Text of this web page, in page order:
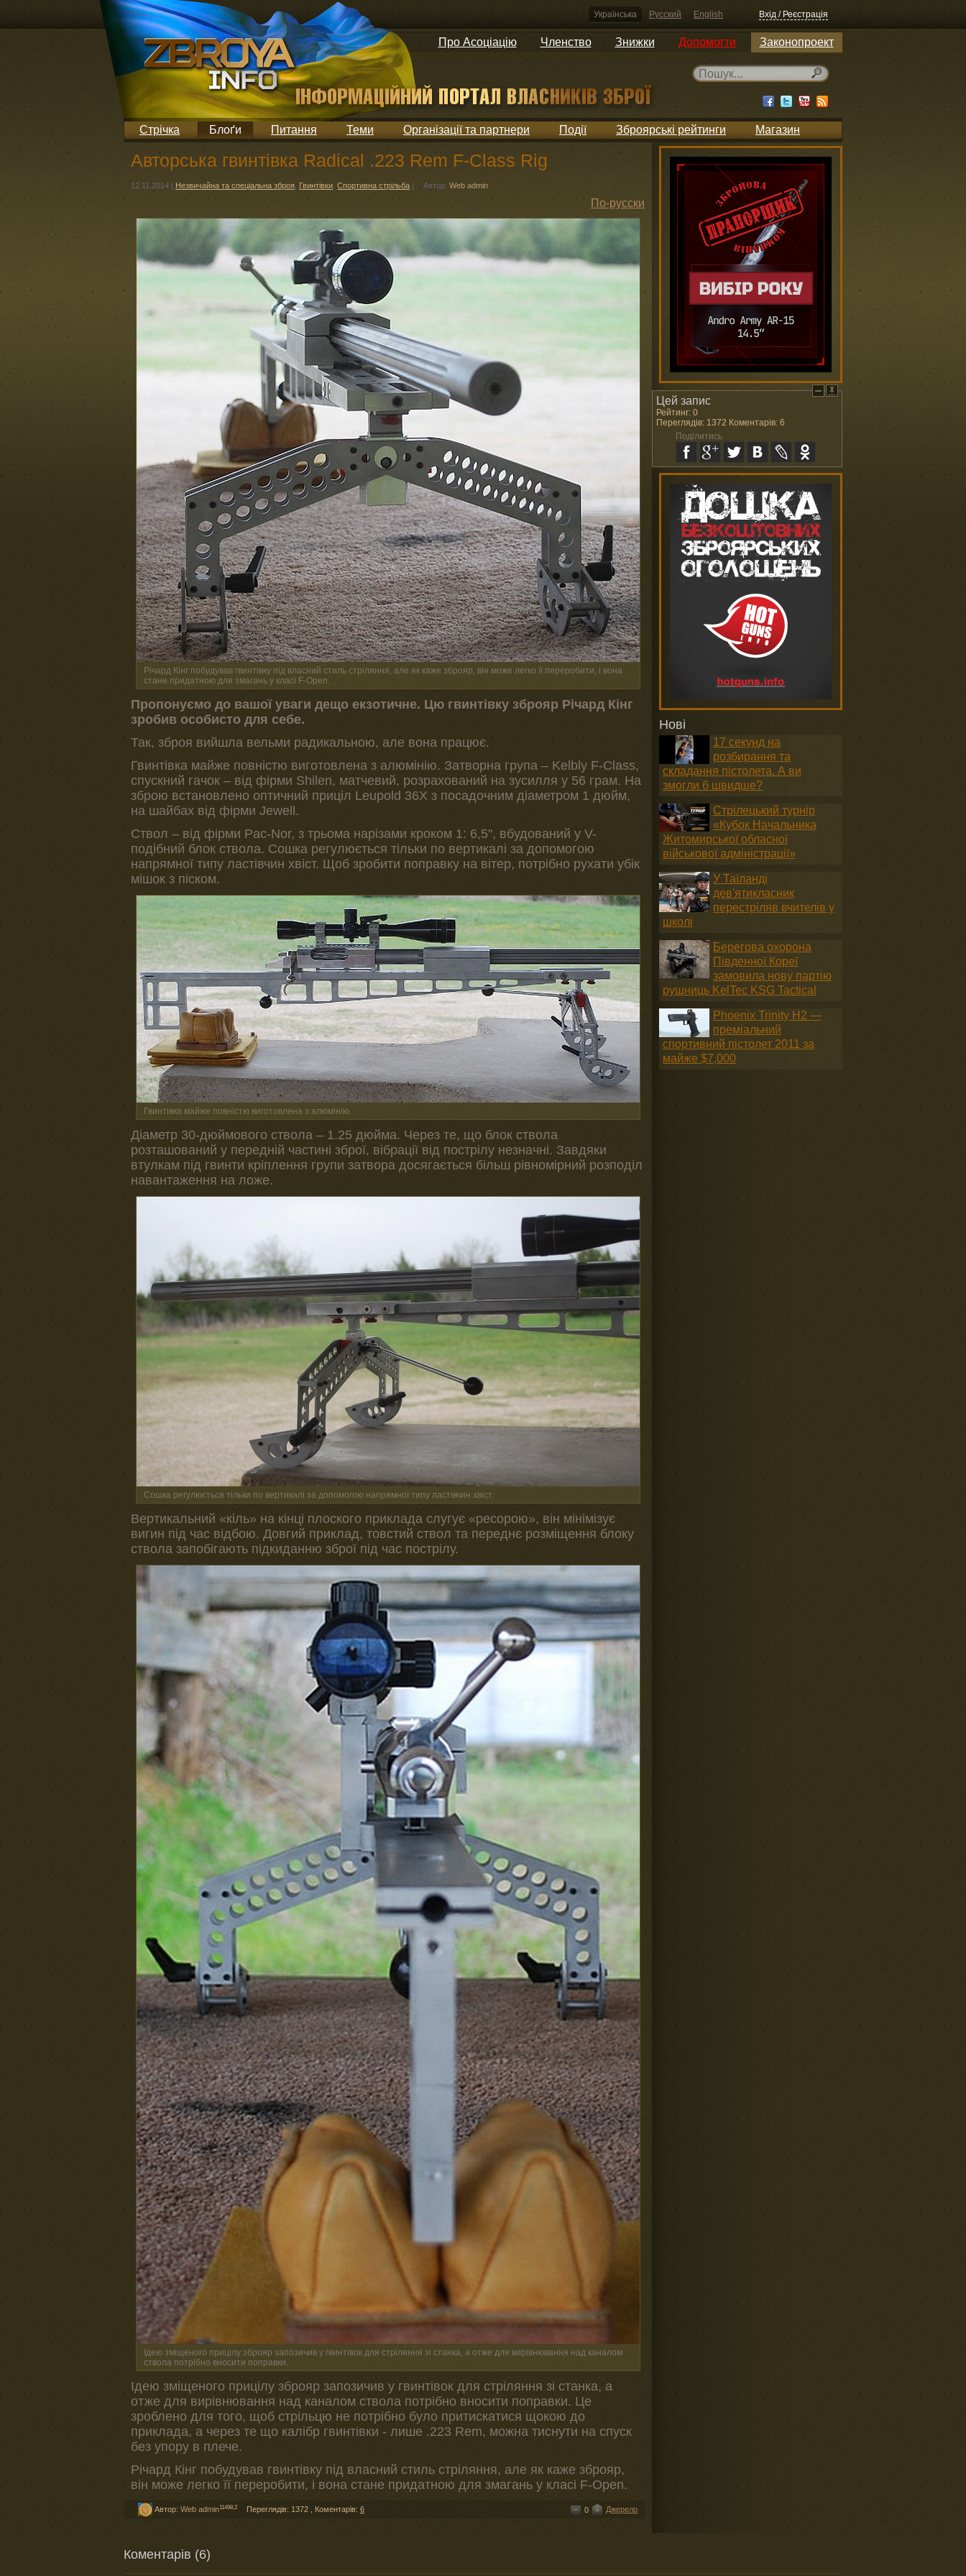
Українська Русский English Вхід / Реєстрація
Про Асоціацію Членство Знижки Допомогти Законопроект
Стрічка Блоґи Питання Теми Організації та партнери Події Зброярські рейтинги Магазин
Авторська гвинтівка Radical .223 Rem F-Class Rig
12.11.2014 | Незвичайна та спеціальна зброя Гвинтівки Спортивна стрільба | Автор: Web admin
По-русски
Річард Кінг побудував гвинтівку під власний стиль стріляння, але як каже зброяр, він може легко її переробити, і вона
стане придатною для змагань у класі F-Open.
Пропонуємо до вашої уваги дещо екзотичне. Цю гвинтівку зброяр Річард Кінг
зробив особисто для себе.
Так, зброя вийшла вельми радикальною, але вона працює.
Гвинтівка майже повністю виготовлена з алюмінію. Затворна група – Kelbly F-Class,
спускний гачок – від фірми Shilen, матчевий, розрахований на зусилля у 56 грам. На
зброю встановлено оптичний приціл Leupold 36X з посадочним діаметром 1 дюйм,
на шайбах від фірми Jewell.
Ствол – від фірми Pac-Nor, з трьома нарізами кроком 1: 6,5", вбудований у V-
подібний блок ствола. Сошка регулюється тільки по вертикалі за допомогою
напрямної типу ластівчин хвіст. Щоб зробити поправку на вітер, потрібно рухати убік
мішок з піском.
Гвинтівка майже повністю виготовлена з алюмінію.
Діаметр 30-дюймового ствола – 1.25 дюйма. Через те, що блок ствола
розташований у передній частині зброї, вібрації від пострілу незначні. Завдяки
втулкам під гвинти кріплення групи затвора досягається більш рівномірний розподіл
навантаження на ложе.
Сошка регулюється тільки по вертикалі за допомогою напрямної типу ластівчин хвіст.
Вертикальний «кіль» на кінці плоского приклада слугує «ресорою», він мінімізує
вигин під час відбою. Довгий приклад, товстий ствол та переднє розміщення блоку
ствола запобігають підкиданню зброї під час пострілу.
Ідею зміщеного прицілу зброяр запозичив у гвинтівок для стріляння зі станка, а отже для вирівнювання над каналом
ствола потрібно вносити поправки.
Ідею зміщеного прицілу зброяр запозичив у гвинтівок для стріляння зі станка, а
отже для вирівнювання над каналом ствола потрібно вносити поправки. Це
зроблено для того, щоб стрільцю не потрібно було притискатися щокою до
приклада, а через те що калібр гвинтівки - лише .223 Rem, можна тиснути на спуск
без упору в плече.
Річард Кінг побудував гвинтівку під власний стиль стріляння, але як каже зброяр,
він може легко її переробити, і вона стане придатною для змагань у класі F-Open.
Автор: Web admin11498,2 Переглядів: 1372 Коментарів: 6 Джерело
0
Нові
17 секунд на
розбирання та
складання пістолета. А ви
змогли б швидше?
Стрілецький турнір
«Кубок Начальника
Житомирської обласної
військової адміністрації»
У Таїланді
дев'ятикласник
перестріляв вчителів у
школі
Берегова охорона
Південної Кореї
замовила нову партію
рушниць KelTec KSG Tactical
Phoenix Trinity H2 —
преміальний
спортивний пістолет 2011 за
майже $7,000
Цей запис
Рейтинг: 0
Переглядів: 1372 Коментарів: 6
Поділитись
Коментарів (6)